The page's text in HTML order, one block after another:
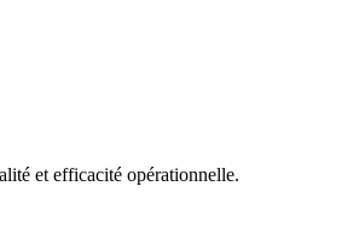
et efficacité opérationnelle.